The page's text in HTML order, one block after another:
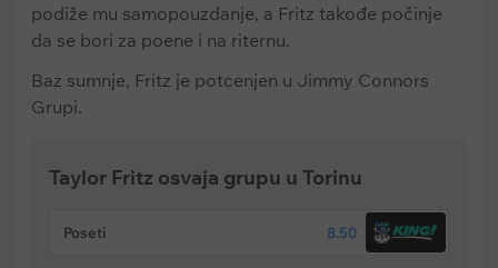
podiže mu samopouzdanje, a Fritz takođe počinje
da se bori za poene i na riternu.
Baz sumnje, Fritz je potcenjen u Jimmy Connors
Grupi.
Taylor Fritz osvaja grupu u Torinu
Poseti 8.50